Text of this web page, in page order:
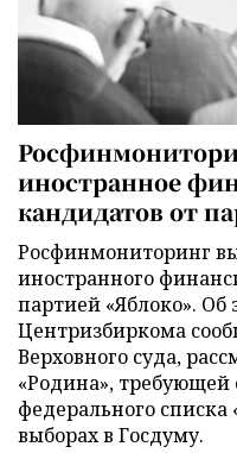
иностранное
кандидатов от
Росфинмониторинг
иностранного
партией «Яблоко». Об
Центризбиркома
Верховного суда,
«Родина»,
федерального
выборах в Госдуму.